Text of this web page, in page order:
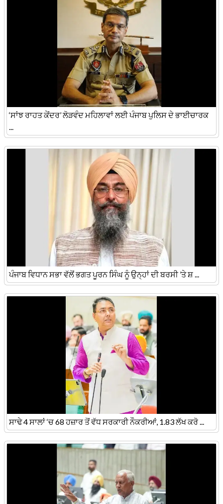
‘ਸਾਂਝ ਰਾਹਤ ਕੇਂਦਰ’ ਲੋੜਵੰਦ ਮਹਿਲਾਵਾਂ ਲਈ ਪੰਜਾਬ ਪੁਲਿਸ ਦੇ ਭਾਈਚਾਰਕ
...
ਪੰਜਾਬ ਵਿਧਾਨ ਸਭਾ ਵੱਲੋਂ ਭਗਤ ਪੂਰਨ ਸਿੰਘ ਨੂੰ ਉਨ੍ਹਾਂ ਦੀ ਬਰਸੀ ’ਤੇ ਸ਼ ...
ਸਾਢੇ 4 ਸਾਲਾਂ ‘ਚ 68 ਹਜ਼ਾਰ ਤੋਂ ਵੱਧ ਸਰਕਾਰੀ ਨੌਕਰੀਆਂ, 1.83 ਲੱਖ ਕਰੋ ...